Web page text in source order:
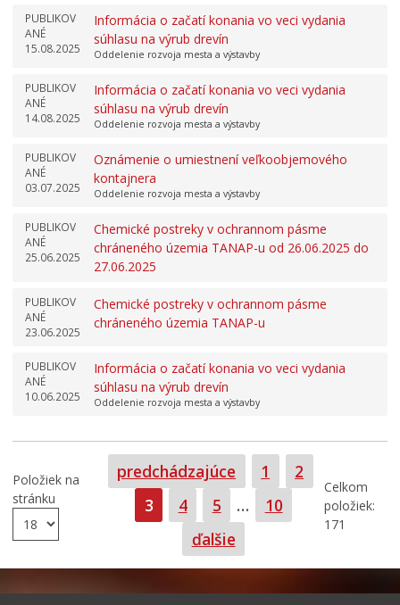
PUBLIKOV
ANÉ
15.08.2025
Informácia o začatí konania vo veci vydania
súhlasu na výrub drevín
Oddelenie rozvoja mesta a výstavby
PUBLIKOV
ANÉ
14.08.2025
Informácia o začatí konania vo veci vydania
súhlasu na výrub drevín
Oddelenie rozvoja mesta a výstavby
PUBLIKOV
ANÉ
03.07.2025
Oznámenie o umiestnení veľkoobjemového
kontajnera
Oddelenie rozvoja mesta a výstavby
PUBLIKOV
ANÉ
25.06.2025
Chemické postreky v ochrannom pásme
chráneného územia TANAP-u od 26.06.2025 do
27.06.2025
PUBLIKOV
ANÉ
23.06.2025
Chemické postreky v ochrannom pásme
chráneného územia TANAP-u
PUBLIKOV
ANÉ
10.06.2025
Informácia o začatí konania vo veci vydania
súhlasu na výrub drevín
Oddelenie rozvoja mesta a výstavby
Položiek na
stránku
predchádzajúce Strana
1 Strana
2
Strana
3 Strana
4 Strana
5 … Strana
10
ďalšie
Celkom
položiek:
171